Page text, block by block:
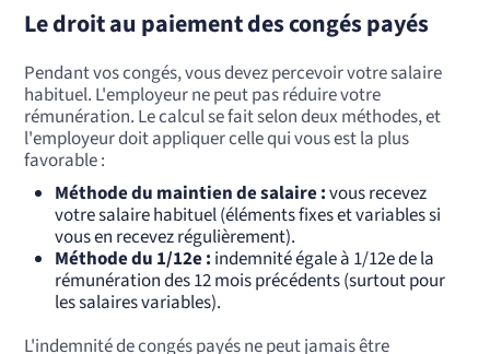
Le droit au paiement des congés payés
Pendant vos congés, vous devez percevoir votre salaire
habituel. L'employeur ne peut pas réduire votre
rémunération. Le calcul se fait selon deux méthodes, et
l'employeur doit appliquer celle qui vous est la plus
favorable :
Méthode du maintien de salaire :vous recevez
votre salaire habituel (éléments fixes et variables si
vous en recevez régulièrement).
Méthode du 1/12e : indemnité égale à 1/12e de la
rémunération des 12 mois précédents (surtout pour
les salaires variables).
L'indemnité de congés payés ne peut jamais être